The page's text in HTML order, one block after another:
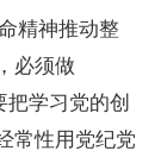
精神推动整
必须做
把学习党的创
常性用党纪党